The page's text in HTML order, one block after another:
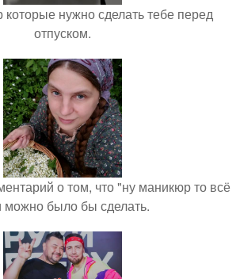
которые нужно сделать тебе перед
отпуском.
о том, что "ну маникюр то всё
можно было бы сделать.